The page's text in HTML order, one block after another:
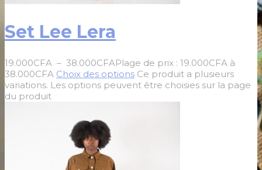
Set Lee Lera
19.000CFA – 38.000CFAPlage de prix : 19.000CFA à
38.000CFA Choix des options Ce produit a plusieurs
variations. Les options peuvent être choisies sur la page
du produit